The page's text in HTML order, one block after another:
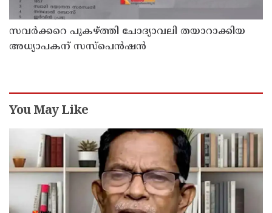
സവര്‍ക്കറെ പുകഴ്ത്തി ചോദ്യാവലി തയാറാക്കിയ
അധ്യാപകന് സസ്‌പെന്‍ഷന്‍
You May Like